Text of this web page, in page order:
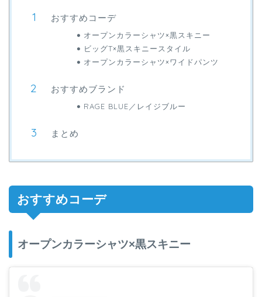
おすすめコーデ
オープンカラーシャツ×黒スキニー
ビッグT×黒スキニースタイル
オープンカラーシャツ×ワイドパンツ
おすすめブランド
RAGE BLUE／レイジブルー
まとめ
おすすめコーデ
オープンカラーシャツ×黒スキニー